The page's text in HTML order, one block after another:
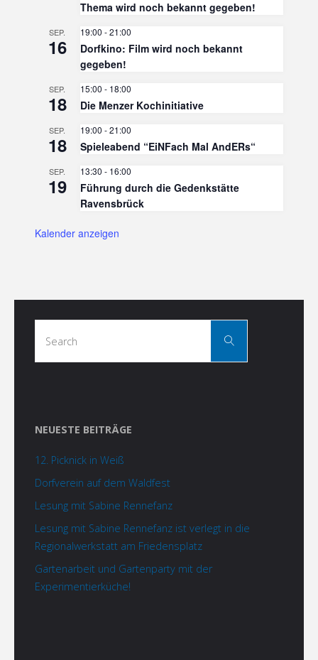
Thema wird noch bekannt gegeben!
SEP.
16
19:00 -21:00
Dorfkino: Film wird noch bekannt
gegeben!
SEP.
18
15:00 - 18:00
Die Menzer Kochinitiative
SEP.
18
19:00 -21:00
Spieleabend “EiNFach Mal AndERs“
SEP.
19
13:30 - 16:00
Führung durch die Gedenkstätte
Ravensbrück
Kalender anzeigen
Search
NEUESTE BEITRÄGE
12. Picknick in Weiß
Dorfverein auf dem Waldfest
Lesung mit Sabine Rennefanz
Lesung mit Sabine Rennefanz ist verlegt in die
Regionalwerkstatt am Friedensplatz
Gartenarbeit und Gartenparty mit der
Experimentierküche!